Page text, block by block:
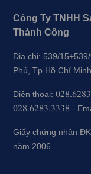
Công Ty TNHH
Thành Công
Địa chỉ: 539/
Phú, Tp.Hồ Chí
Điện thoại:
028.6283.3338 -
Giấy chứng nhận
năm 2006.